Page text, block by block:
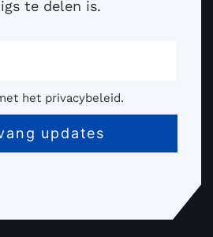
te delen is.
het privacybeleid.